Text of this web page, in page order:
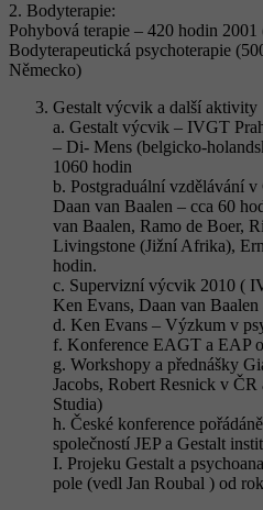
2. Bodyterapie:
Pohybová terapie – 420 hodin 2001
Bodyterapeutická psychoterapie
Německo)
Gestalt výcvik a další aktivity
a. Gestalt výcvik – IVGT
– Di- Mens (belgicko-
1060 hodin
b. Postgraduální vzdělávání
Daan van Baalen – cca 60
van Baalen, Ramo de Boer,
Livingstone (Jižní Afrika),
hodin.
c. Supervizní výcvik 2010 (
Ken Evans, Daan van
d. Ken Evans – Výzkum v
f. Konference EAGT a EAP
g. Workshopy a přednášky
Jacobs, Robert Resnick v
Studia)
h. České konference
společností JEP a Gestalt
I. Projeku Gestalt a
pole (vedl Jan Roubal ) od